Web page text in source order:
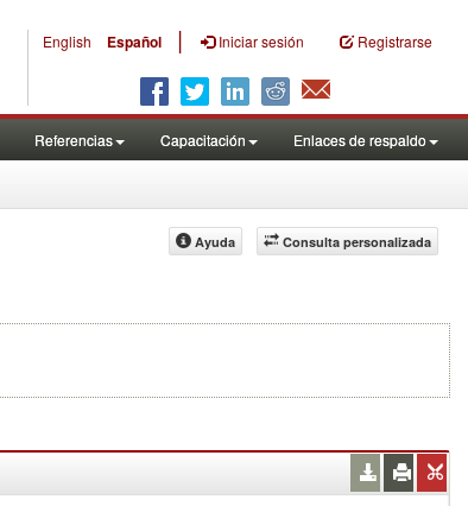
English Español | Iniciar sesión Registrarse
Referencias Capacitación Enlaces de respaldo
Consulta personalizada
Ayuda